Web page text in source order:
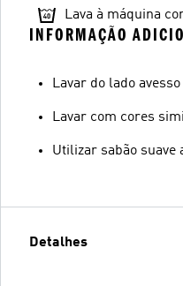
Lava à máquina
INFORMAÇÃO
Lavar do lado avesso
Lavar com cores
Utilizar sabão suave
Detalhes